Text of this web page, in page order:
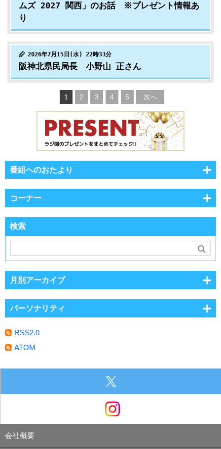
ムズ 2027 関西」のお話 ※プレゼント情報あ
り
2026年7月15日(水) 22時33分
阪神北県民局長 小野山 正さん
1 2 3 4 5 次へ
番組へのおたより
コーナー
検索
月別アーカイブ
パーソナリティ
RSS2.0
ATOM
会社概要